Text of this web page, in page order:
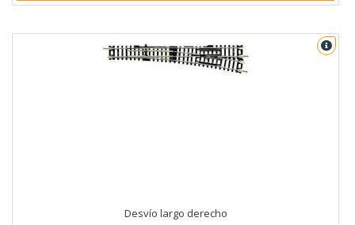
Desvío largo derecho